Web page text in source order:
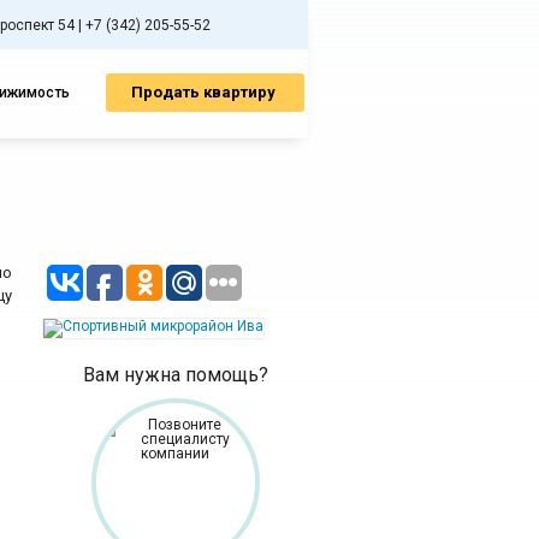
54 | +7 (342) 205-55-52
Продать квартиру
Вам нужна помощь?